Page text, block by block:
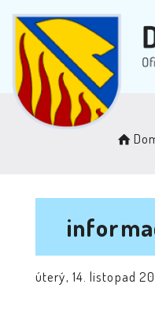
úterý, 14. listopad